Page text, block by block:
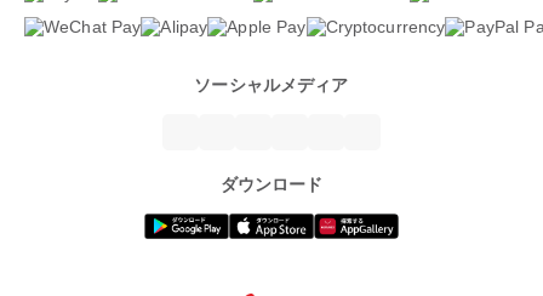
ソーシャルメディア
ダウンロード